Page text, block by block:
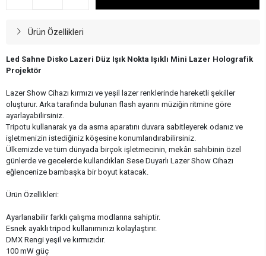
Ürün Özellikleri
Led Sahne Disko Lazeri Düz Işık Nokta Işıklı Mini Lazer Holografik
Projektör
Lazer Show Cihazı kırmızı ve yeşil lazer renklerinde hareketli şekiller
oluşturur. Arka tarafında bulunan flash ayarını müziğin ritmine göre
ayarlayabilirsiniz.
Tripotu kullanarak ya da asma aparatını duvara sabitleyerek odanız ve
işletmenizin istediğiniz köşesine konumlandırabilirsiniz.
Ülkemizde ve tüm dünyada birçok işletmecinin, mekân sahibinin özel
günlerde ve gecelerde kullandıkları Sese Duyarlı Lazer Show Cihazı
eğlencenize bambaşka bir boyut katacak.
Ürün Özellikleri:
Ayarlanabilir farklı çalışma modlarına sahiptir.
Esnek ayaklı tripod kullanımınızı kolaylaştırır.
DMX Rengi yeşil ve kırmızıdır.
100 mW güç